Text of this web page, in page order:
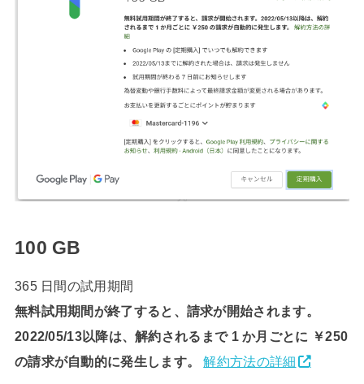
100 GB
365 日間の試用期間
無料試用期間が終了すると、請求が開始されます。
2022/05/13以降は、解約されるまで 1 か月ごとに ￥250
の請求が自動的に発生します。
解約方法の詳細